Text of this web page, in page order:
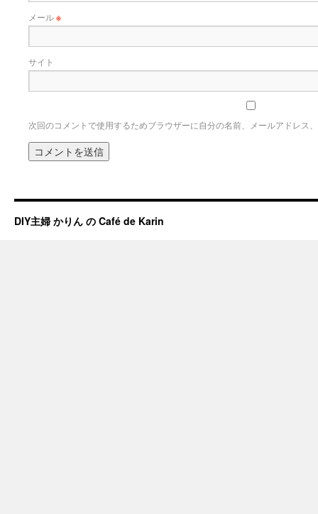
メール※
サイト
次回のコメントで使用するためブラウザーに自分の名前、メールアドレス
DIY主婦 かりん の Café de Karin